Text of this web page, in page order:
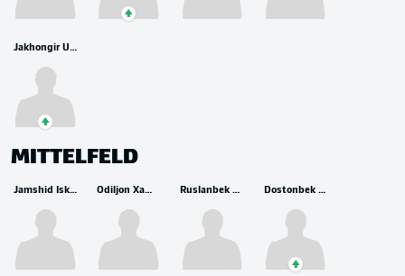
Jakhongir Urozov
MITTELFELD
Jamshid Iskanderov Odiljon Xamrobekov Ruslanbek Jiyanov Dostonbek Khamdamov